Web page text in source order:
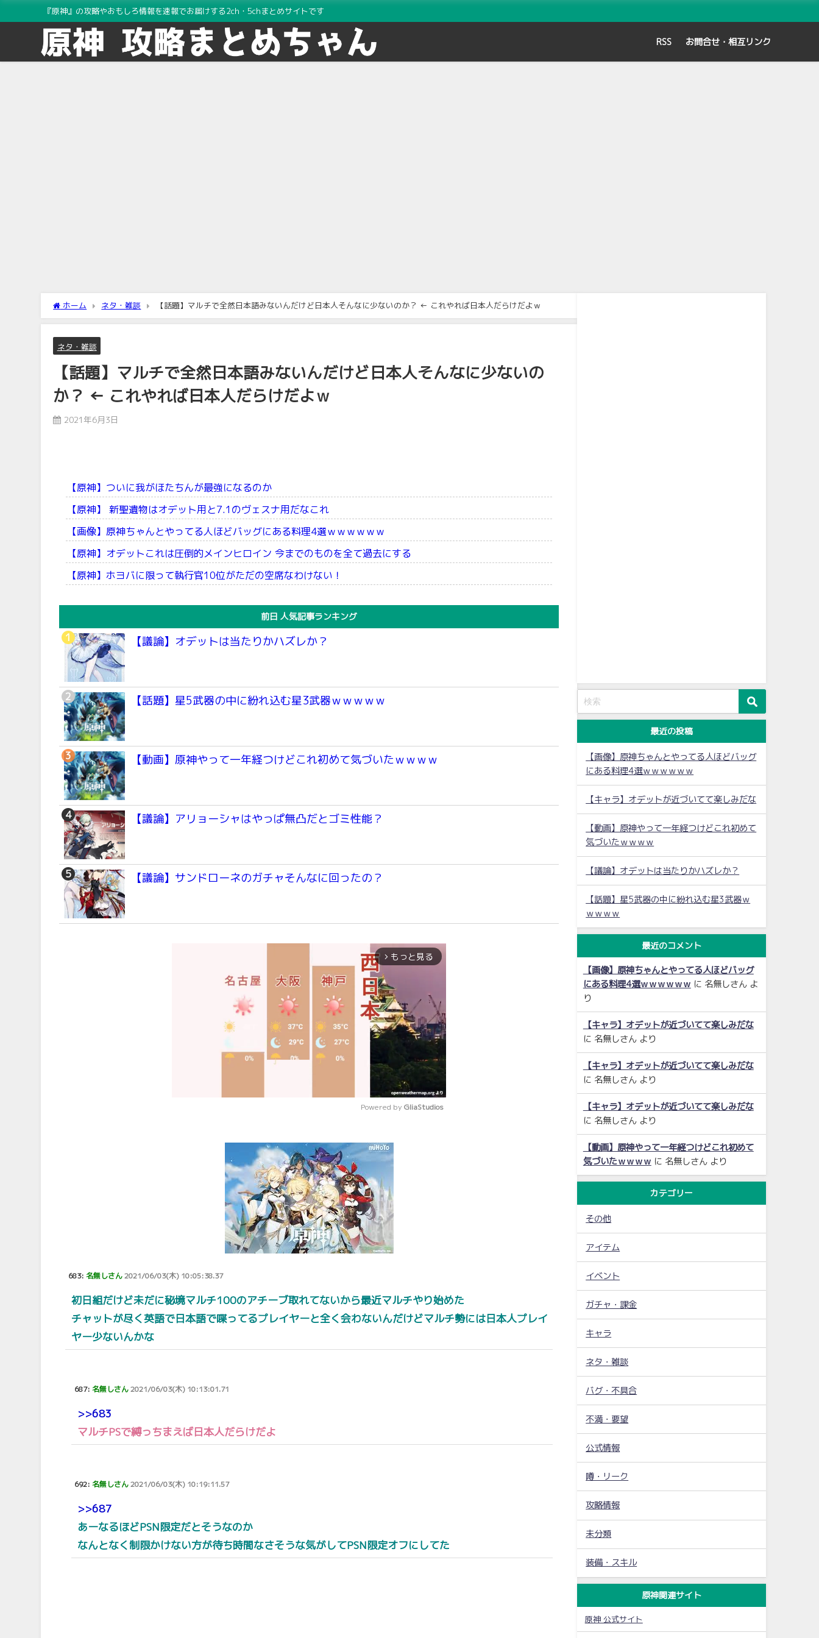
『原神』の攻略やおもしろ情報を速報でお届けする2ch・5chまとめサイトです
RSS お問合せ・相互リンク
ホーム ネタ・雑談 【話題】マルチで全然日本語みないんだけど日本人そんなに少ないのか？ ← これやれば日本人だらけだよｗ
ネタ・雑談
【話題】マルチで全然日本語みないんだけど日本人そんなに少ないの
か？ ← これやれば日本人だらけだよｗ
2021年6月3日
【原神】ついに我がほたちんが最強になるのか
【原神】 新聖遺物はオデット用と7.1のヴェスナ用だなこれ
【画像】原神ちゃんとやってる人ほどバッグにある料理4選ｗｗｗｗｗｗ
【原神】オデットこれは圧倒的メインヒロイン 今までのものを全て過去にする
【原神】ホヨバに限って執行官10位がただの空席なわけない！
前日 人気記事ランキング
【議論】オデットは当たりかハズレか？
【話題】星5武器の中に紛れ込む星3武器ｗｗｗｗｗ
【動画】原神やって一年経つけどこれ初めて気づいたｗｗｗｗ
【議論】アリョーシャはやっぱ無凸だとゴミ性能？
【議論】サンドローネのガチャそんなに回ったの？
arrow_forward_ios もっと見る
Powered by GliaStudios
683:名無しさん2021/06/03(木) 10:05:38.37
初日組だけど未だに秘境マルチ100のアチーブ取れてないから最近マルチやり始めた
チャットが尽く英語で日本語で喋ってるプレイヤーと全く会わないんだけどマルチ勢には日本人プレイ
ヤー少ないんかな
687:名無しさん2021/06/03(木) 10:13:01.71
>>683
マルチPSで縛っちまえば日本人だらけだよ
692:名無しさん2021/06/03(木) 10:19:11.57
>>687
あーなるほどPSN限定だとそうなのか
なんとなく制限かけない方が待ち時間なさそうな気がしてPSN限定オフにしてた
最近の投稿
【画像】原神ちゃんとやってる人ほどバッグ
にある料理4選ｗｗｗｗｗｗ
【キャラ】オデットが近づいてて楽しみだな
【動画】原神やって一年経つけどこれ初めて
気づいたｗｗｗｗ
【議論】オデットは当たりかハズレか？
【話題】星5武器の中に紛れ込む星3武器ｗ
ｗｗｗｗ
最近のコメント
【画像】原神ちゃんとやってる人ほどバッグ
にある料理4選ｗｗｗｗｗｗ に 名無しさんよ
り
【キャラ】オデットが近づいてて楽しみだな
に 名無しさんより
【キャラ】オデットが近づいてて楽しみだな
に 名無しさんより
【キャラ】オデットが近づいてて楽しみだな
に 名無しさんより
【動画】原神やって一年経つけどこれ初めて
気づいたｗｗｗｗ に 名無しさんより
カテゴリー
その他
アイテム
イベント
ガチャ・課金
キャラ
ネタ・雑談
バグ・不具合
不満・要望
公式情報
噂・リーク
攻略情報
未分類
装備・スキル
原神関連サイト
原神 公式サイト